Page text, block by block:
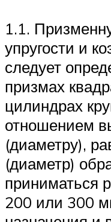
1.1.
упругости и
следует
призмах
цилиндрах
отношением
(диаметру),
(диаметр)
приниматься
200 или 300